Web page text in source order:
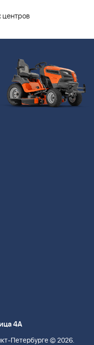
4А
Петербурге © 2026.